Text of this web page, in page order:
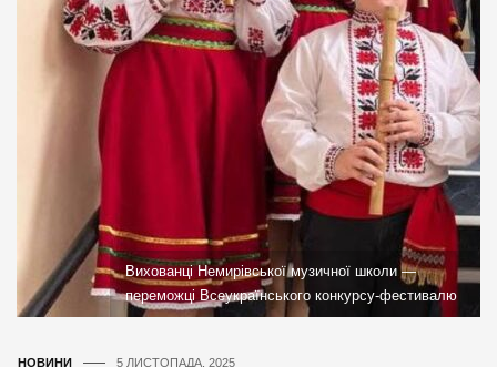
Вихованці Немирівської музичної школи —
переможці Всеукраїнського конкурсу-фестивалю
НОВИНИ 5 ЛИСТОПАДА, 2025